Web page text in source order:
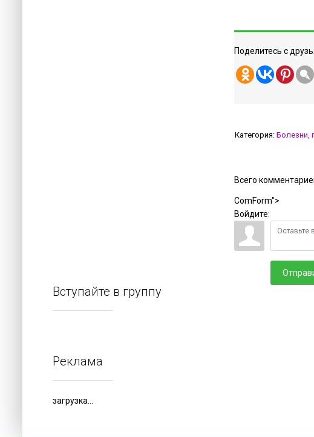
Поделитесь с
Категория: Болезни,
Всего
ComForm">
Войдите:
Вступайте в группу
Реклама
загрузка...